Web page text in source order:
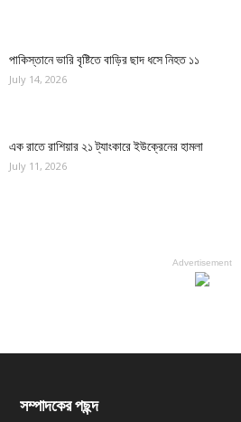
পাকিস্তানে ভারি বৃষ্টিতে বাড়ির ছাদ ধসে নিহত ১১
July 14, 2026
এক রাতে রাশিয়ার ২১ ট্যাংকারে ইউক্রেনের হামলা
July 11, 2026
Advertisement
সম্পাদকের পছন্দ